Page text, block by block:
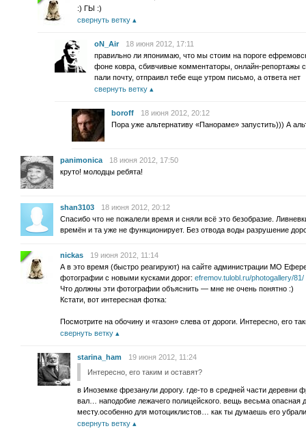
:) ГЫ :)
свернуть ветку
oN_Air
18 июня 2012, 17:11
правильно ли японимаю, что мы стоим на пороге
фоне ковра, сбивчивые комментаторы, онлайн-репортажы
пали почту, отпраивл тебе еще утром письмо, а ответа нет
свернуть ветку
boroff
18 июня 2012, 20:12
Пора уже альтернативу «Панораме» запустить))) А
panimonica
18 июня 2012, 17:50
круто! молодцы ребята!
shan3103
18 июня 2012, 20:12
Спасибо что не пожалели время и сняли всё это безобразие.
времён и та уже не функционирует. Без отвода воды разрушение
nickas
19 июня 2012, 11:14
А в это время (быстро реагируют) на сайте администрации МО
фотографии с новыми кусками дорог: efremov.tulobl.ru/photogallery/81/
Что должны эти фотографии объяснить — мне не очень понятно :)
Кстати, вот интересная фотка:
Посмотрите на обочину и «газон» слева от дороги. Интересно, его
свернуть ветку
starina_ham
19 июня 2012, 11:24
Интересно, его таким и оставят?
в Иноземке фрезанули дорогу. где-то в средней части деревни
вал… наподобие лежачего полицейского. вещь весьма опасная
месту.особенно для мотоциклистов… как ты думаешь его
свернуть ветку